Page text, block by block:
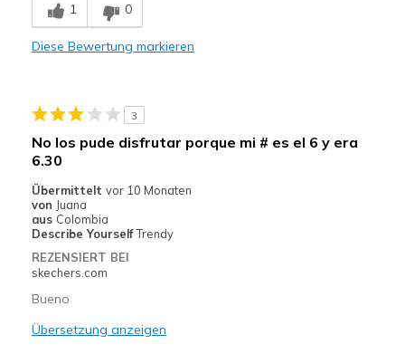
Comfortable
Casual Wear
Width
Sizing
Feels true to size
View On Shoes
1 0
Diese Bewertung markieren
3
No los pude disfrutar porque mi # es el 6 y era
6.30
Übermittelt vor 10 Monaten
von Juana
aus Colombia
Describe YourselfTrendy
REZENSIERT BEI
skechers.com
Bueno
Übersetzung anzeigen